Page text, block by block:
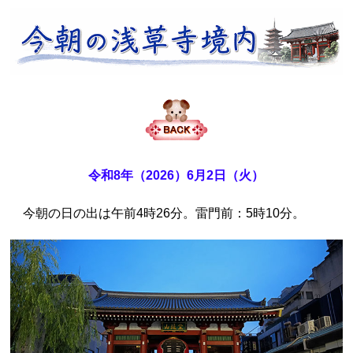
令和8年（2026）6月2日（火）
今朝の日の出は午前4時26分。雷門前：5時10分。